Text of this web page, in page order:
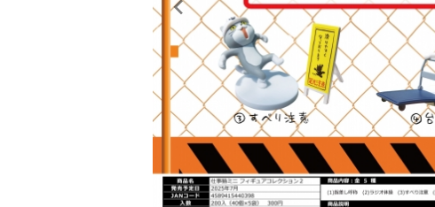
販促用カプセルトイ
よくあるご質問
ご利用ガイド